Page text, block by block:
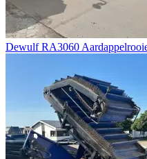
Dewulf RA3060